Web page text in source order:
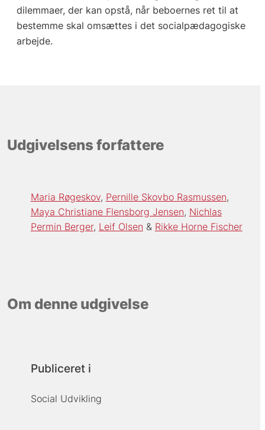
dilemmaer, der kan opstå, når beboernes ret til at
bestemme skal omsættes i det socialpædagogiske
arbejde.
Udgivelsens forfattere
Maria Røgeskov Pernille Skovbo Rasmussen
Maya Christiane Flensborg Jensen Nichlas
Permin Berger Leif Olsen Rikke Horne Fischer
Om denne udgivelse
Publiceret i
Social Udvikling